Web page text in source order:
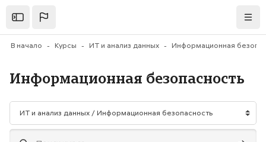
Открыть
В начало Курсы ИТ и анализ данных Информационная
Информационная безопасность
Категории курсов